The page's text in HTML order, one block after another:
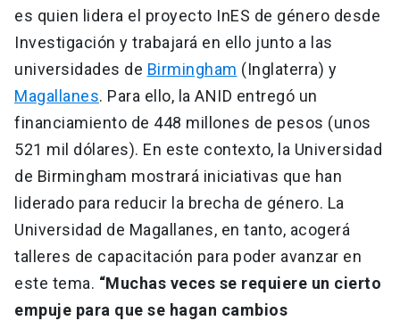
es quien lidera el proyecto InES de género desde
Investigación y trabajará en ello junto a las
universidades de Birmingham (Inglaterra) y
Magallanes. Para ello, la ANID entregó un
financiamiento de 448 millones de pesos (unos
521 mil dólares). En este contexto, la Universidad
de Birmingham mostrará iniciativas que han
liderado para reducir la brecha de género. La
Universidad de Magallanes, en tanto, acogerá
talleres de capacitación para poder avanzar en
este tema. “Muchas veces se requiere un cierto
empuje para que se hagan cambios